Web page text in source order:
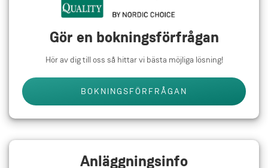
Gör en bokningsförfrågan
Hör av dig till oss så hittar vi bästa möjliga lösning!
BOKNINGSFÖRFRÅGAN
Anläggningsinfo